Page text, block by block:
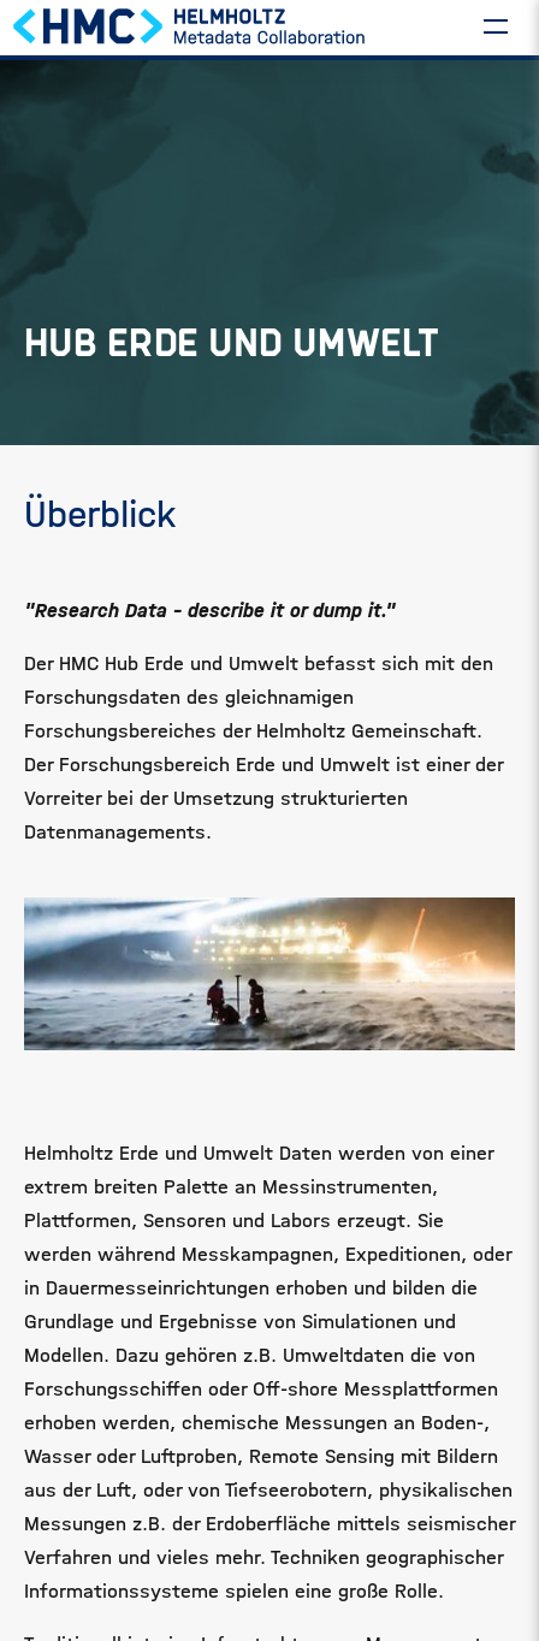
HUB ERDE UND UMWELT
Überblick
"Research Data - describe it or dump it."
Der HMC Hub Erde und Umwelt befasst sich mit den
Forschungsdaten des gleichnamigen
Forschungsbereiches der Helmholtz Gemeinschaft.
Der Forschungsbereich Erde und Umwelt ist einer der
Vorreiter bei der Umsetzung strukturierten
Datenmanagements.
Helmholtz Erde und Umwelt Daten werden von einer
extrem breiten Palette an Messinstrumenten,
Plattformen, Sensoren und Labors erzeugt. Sie
werden während Messkampagnen, Expeditionen, oder
in Dauermesseinrichtungen erhoben und bilden die
Grundlage und Ergebnisse von Simulationen und
Modellen. Dazu gehören z.B. Umweltdaten die von
Forschungsschiffen oder Off-shore Messplattformen
erhoben werden, chemische Messungen an Boden-,
Wasser oder Luftproben, Remote Sensing mit Bildern
aus der Luft, oder von Tiefseerobotern, physikalischen
Messungen z.B. der Erdoberfläche mittels seismischer
Verfahren und vieles mehr. Techniken geographischer
Informationssysteme spielen eine große Rolle.